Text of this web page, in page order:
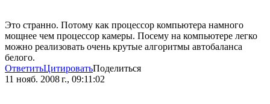
Это странно. Потому как процессор компьютера намного
мощнее чем процессор камеры. Посему на компьютере легко
можно реализовать очень крутые алгоритмы автобаланса
белого.
ОтветитьЦитироватьПоделиться
11 нояб. 2008 г., 09:11:02